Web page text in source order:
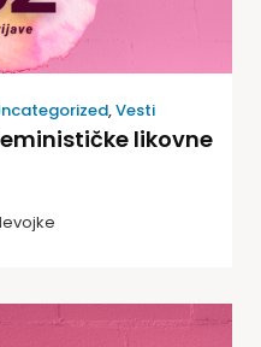
,Vesti
likovne